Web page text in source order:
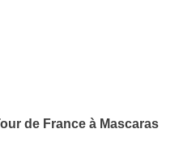
de France à Mascaras